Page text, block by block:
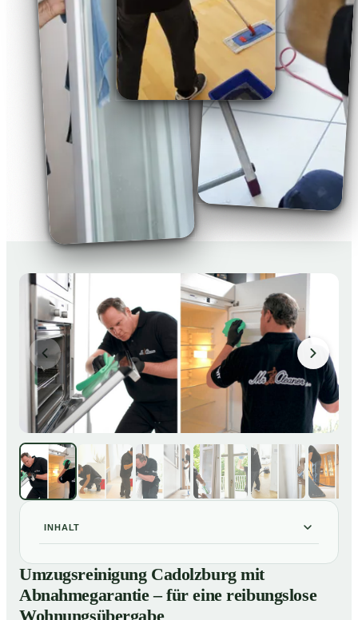
INHALT
Umzugsreinigung Cadolzburg mit Abnahmegarantie –
für eine reibungslose Wohnungsübergabe
02 Unsere Leistungen im Überblick
Umzugsreinigung Cadolzburg mit
Abnahmegarantie – für eine reibungslose
Wohnungsübergabe